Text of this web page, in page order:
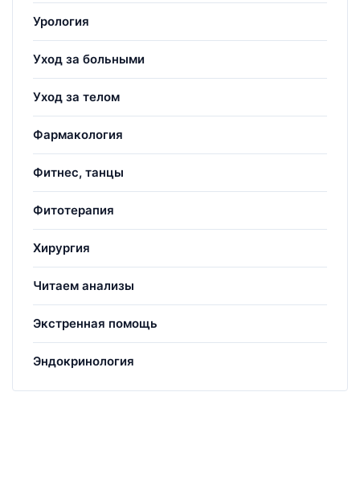
Урология
Уход за больными
Уход за телом
Фармакология
Фитнес, танцы
Фитотерапия
Хирургия
Читаем анализы
Экстренная помощь
Эндокринология